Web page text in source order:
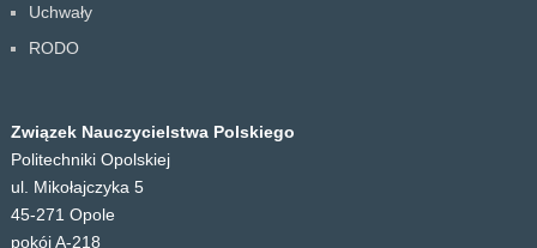
Uchwały
RODO
Związek Nauczycielstwa Polskiego
Politechniki Opolskiej
ul. Mikołajczyka 5
45-271 Opole
pokój A-218